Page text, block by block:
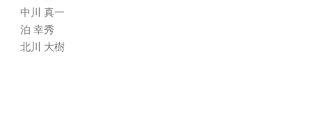
中川 真一
泊 幸秀
北川 大樹